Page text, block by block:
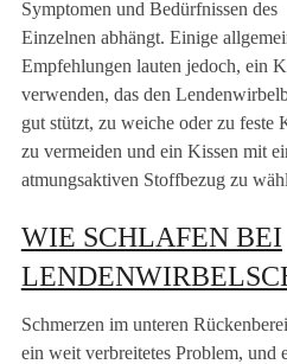
Symptomen und Bedürfnissen des
Einzelnen abhängt. Einige
Empfehlungen lauten jedoch, ein
verwenden, das den
gut stützt, zu weiche oder zu feste
zu vermeiden und ein Kissen mit
atmungsaktiven Stoffbezug zu
WIE SCHLAFEN BEI
Schmerzen im unteren
ein weit verbreitetes Problem, und